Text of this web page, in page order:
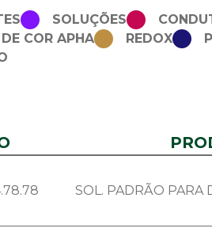
SOLUÇÕES
COR APHA
REDOX
SOL. PADRÃO